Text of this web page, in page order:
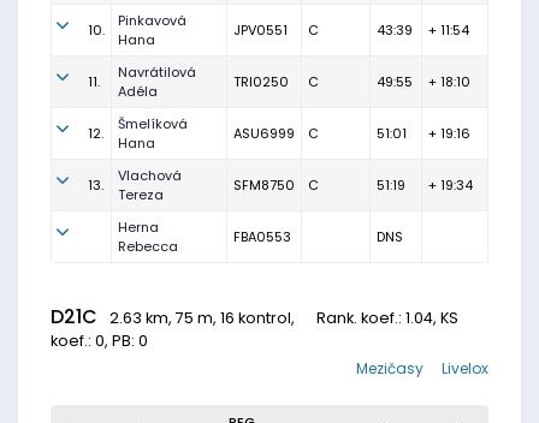
10.
Pinkavová
Hana
JPV0551 C 43:39 + 11:54
11.
Navrátilová
Adéla
TRI0250 C 49:55 + 18:10
12.
Šmelíková
Hana
ASU6999 C 51:01 + 19:16
13.
Vlachová
Tereza
SFM8750 C 51:19 + 19:34
Herna
Rebecca
FBA0553 DNS
D21C 2.63 km, 75 m, 16 kontrol, Rank. koef.: 1.04, KS
koef.: 0, PB: 0
Livelox
Mezičasy